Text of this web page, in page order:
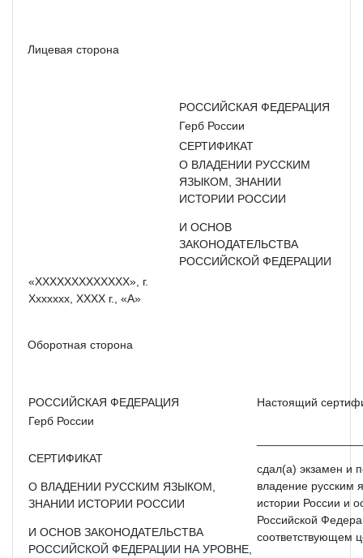
Лицевая сторона
РОССИЙСКАЯ ФЕДЕРАЦИЯ
Герб России
СЕРТИФИКАТ
О ВЛАДЕНИИ РУССКИМ
ЯЗЫКОМ, ЗНАНИИ
ИСТОРИИ РОССИИ
И ОСНОВ
ЗАКОНОДАТЕЛЬСТВА
РОССИЙСКОЙ ФЕДЕРАЦИИ
«XXXXXXXXXXXXX», г.
Xxxxxxx, XXXX г., «А»
Оборотная сторона
РОССИЙСКАЯ ФЕДЕРАЦИЯ
Настоящий
Герб России
СЕРТИФИКАТ
О ВЛАДЕНИИ РУССКИМ ЯЗЫКОМ,
ЗНАНИИ ИСТОРИИ РОССИИ
И ОСНОВ ЗАКОНОДАТЕЛЬСТВА
РОССИЙСКОЙ ФЕДЕРАЦИИ НА УРОВНЕ,
сдал(а) экзамен и
владение русским
истории России и
Российской
соответствующем